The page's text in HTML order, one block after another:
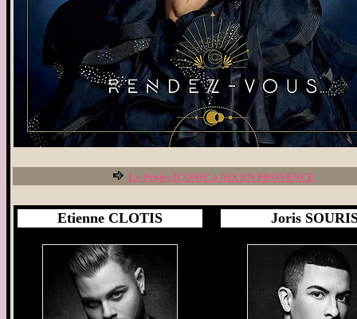
Le Projet ICONIC à AIX EN PROVENCE
Etienne CLOTIS Joris